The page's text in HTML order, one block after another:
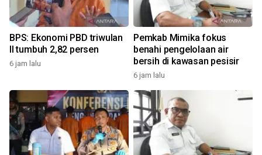
BPS: Ekonomi PBD triwulan
II tumbuh 2,82 persen
6 jam lalu
Pemkab Mimika fokus
benahi pengelolaan air
bersih di kawasan pesisir
6 jam lalu